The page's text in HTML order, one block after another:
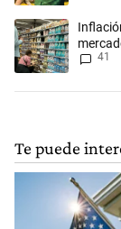
Un artículo de
41